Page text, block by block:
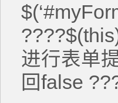
进行表单
回false